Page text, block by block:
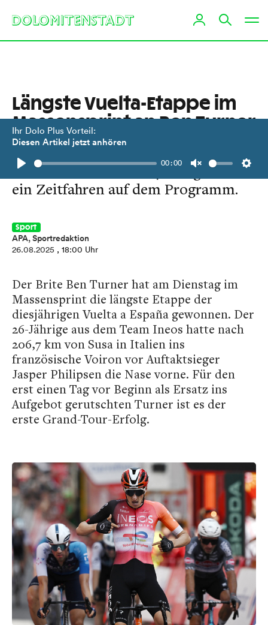
Ihr Dolo Plus Vorteil:
Diesen Artikel jetzt anhören
Play
00:00
Unmute
Längste Vuelta-Etappe im
Massensprint an Ben Turner
Felix Gall aktuell mit 16 Sekunden
Rückstand auf Platz 24. Morgen steht
ein Zeitfahren auf dem Programm.
Sport
APA, Sportredaktion
26.08.2025 , 18:00 Uhr
Der Brite Ben Turner hat am Dienstag im
Massensprint die längste Etappe der
diesjährigen Vuelta a España gewonnen. Der
26-Jährige aus dem Team Ineos hatte nach
206,7 km von Susa in Italien ins
französische Voiron vor Auftaktsieger
Jasper Philipsen die Nase vorne. Für den
erst einen Tag vor Beginn als Ersatz ins
Aufgebot gerutschten Turner ist es der
erste Grand-Tour-Erfolg.